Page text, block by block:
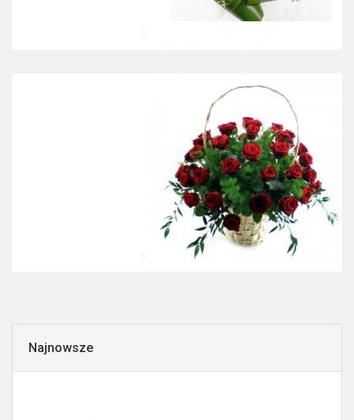
Najnowsze